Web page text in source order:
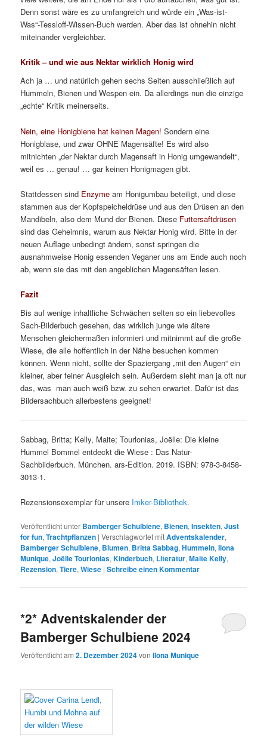
Denn sonst wäre es zu umfangreich und würde ein „Was-ist-
Was“-Tessloff-Wissen-Buch werden. Aber das ist ohnehin nicht
miteinander vergleichbar.
Kritik – und wie aus Nektar wirklich Honig wird
Ach ja … und natürlich gehen sechs Seiten ausschließlich auf
Hummeln, Bienen und Wespen ein. Da allerdings nun die einzige
„echte“ Kritik meinerseits.
Nein, eine Honigbiene hat keinen Magen! Sondern eine
Honigblase, und zwar OHNE Magensäfte! Es wird also
mitnichten „der Nektar durch Magensaft in Honig umgewandelt“,
weil es … genau! … gar keinen Honigmagen gibt.
Stattdessen sind Enzyme am Honigumbau beteiligt, und diese
stammen aus der Kopfspeicheldrüse und aus den Drüsen an den
Mandibeln, also dem Mund der Bienen. Diese Futtersaftdrüsen
sind das Geheimnis, warum aus Nektar Honig wird. Bitte in der
neuen Auflage unbedingt ändern, sonst springen die
ausnahmweise Honig essenden Veganer uns am Ende auch noch
ab, wenn sie das mit den angeblichen Magensäften lesen.
Fazit
Bis auf wenige inhaltliche Schwächen selten so ein liebevolles
Sach-Bilderbuch gesehen, das wirklich junge wie ältere
Menschen gleichermaßen informiert und mitnimmt auf die große
Wiese, die alle hoffentlich in der Nähe besuchen kommen
können. Wenn nicht, sollte der Spaziergang „mit den Augen“ ein
kleiner, aber feiner Ausgleich sein. Außerdem sieht man ja oft nur
das, was man auch weiß bzw. zu sehen erwartet. Dafür ist das
Bildersachbuch allerbestens geeignet!
Sabbag, Britta; Kelly, Maite; Tourlonias, Joëlle: Die kleine
Hummel Bommel entdeckt die Wiese : Das Natur-
Sachbilderbuch. München. ars-Edition. 2019. ISBN: 978-3-8458-
3013-1.
Rezensionsexemplar für unsere Imker-Bibliothek.
Veröffentlicht unter Bamberger Schulbiene, Bienen,Insekten,Just
for fun,Trachtpflanzen |Verschlagwortet mitAdventskalender,
Bamberger Schulbiene, Blumen, Britta Sabbag,Hummeln,Ilona
Munique,Joëlle Tourlonias,Kinderbuch, Literatur,Maite Kelly,
Rezension,Tiere,Wiese |Schreibe einen Kommentar
*2* Adventskalender der
Bamberger Schulbiene 2024
Veröffentlicht am2. Dezember 2024vonIlona Munique